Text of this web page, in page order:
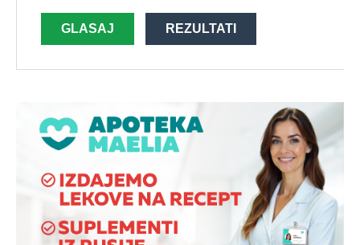
GLASAJ REZULTATI